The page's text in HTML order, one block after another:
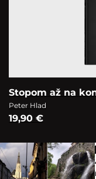
Stopom až na
Peter Hlad
19,90 €